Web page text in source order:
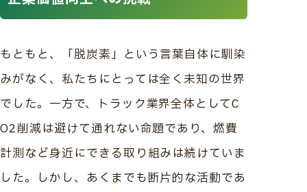
もともと、「脱炭素」という言葉自体に馴染
みがなく、私たちにとっては全く未知の世界
でした。一方で、トラック業界全体としてC
O2削減は避けて通れない命題であり、燃費
計測など身近にできる取り組みは続けていま
した。しかし、あくまでも断片的な活動であ